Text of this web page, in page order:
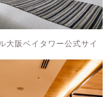
大阪ベイタワー公式サイ